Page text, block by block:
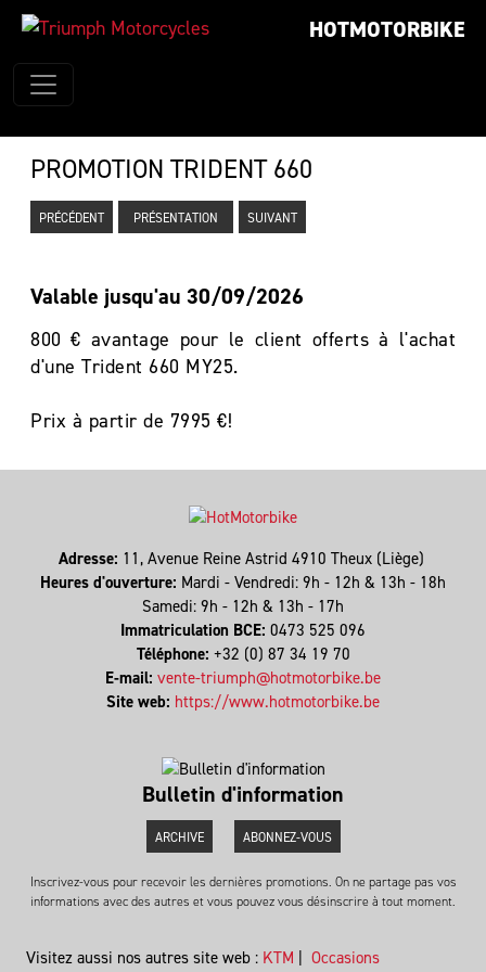
HOTMOTORBIKE
PROMOTION TRIDENT 660
PRÉCÉDENT PRÉSENTATION SUIVANT
Valable jusqu'au 30/09/2026
800 € avantage pour le client offerts à l'achat
d'une Trident 660 MY25.
Prix à partir de 7995 €!
Adresse: 11, Avenue Reine Astrid 4910 Theux (Liège)
Heures d'ouverture: Mardi - Vendredi: 9h - 12h & 13h - 18h
Samedi: 9h - 12h & 13h - 17h
Immatriculation BCE: 0473 525 096
Téléphone: +32 (0) 87 34 19 70
E-mail: vente-triumph@hotmotorbike.be
Site web: https://www.hotmotorbike.be
Bulletin d'information
ARCHIVE ABONNEZ-VOUS
Inscrivez-vous pour recevoir les dernières promotions. On ne partage pas vos
informations avec des autres et vous pouvez vous désinscrire à tout moment.
Visitez aussi nos autres site web : KTM | Occasions